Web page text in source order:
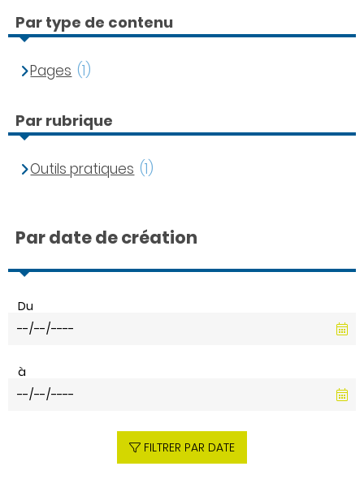
Par type de contenu
Pages (1)
Par rubrique
Outils pratiques (1)
Par date de création
Du
à
FILTRER PAR DATE